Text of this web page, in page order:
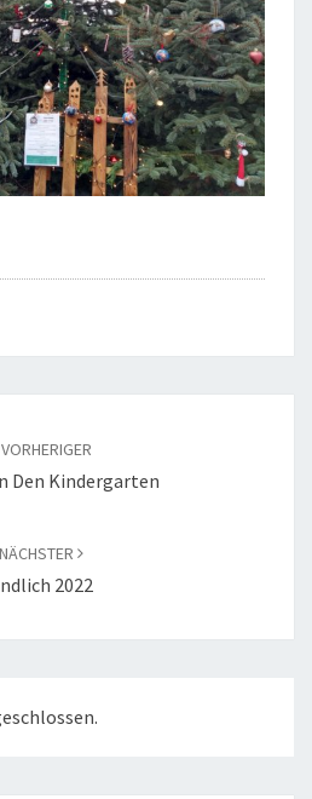
Den Kindergarten
NÄCHSTER
2022